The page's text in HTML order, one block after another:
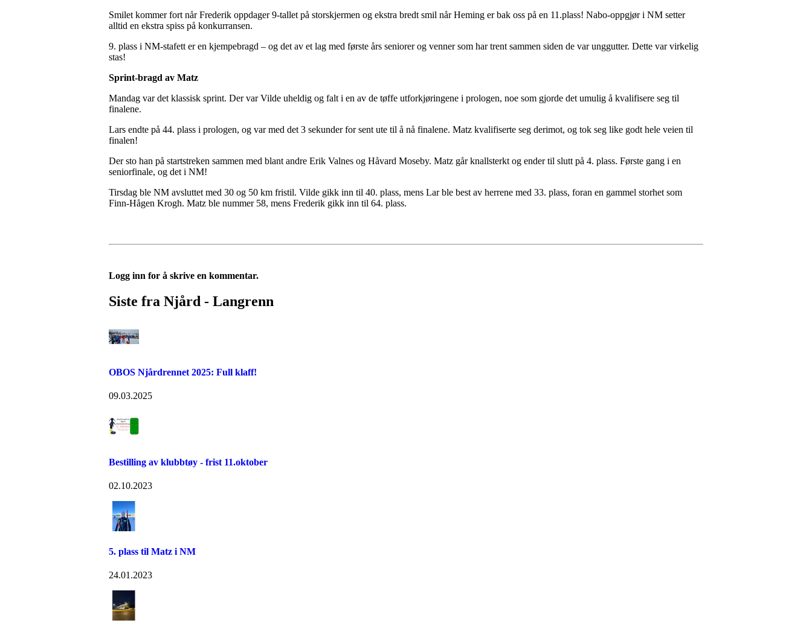
Smilet kommer fort når Frederik oppdager 9-tallet på storskjermen og ekstra bredt smil når Heming er bak oss på en 11.plass! Nabo-oppgjør i NM setter
alltid en ekstra spiss på konkurransen.
9. plass i NM-stafett er en kjempebragd – og det av et lag med første års seniorer og venner som har trent sammen siden de var unggutter. Dette var virkelig
stas!
Sprint-bragd av Matz
Mandag var det klassisk sprint. Der var Vilde uheldig og falt i en av de tøffe utforkjøringene i prologen, noe som gjorde det umulig å kvalifisere seg til
finalene.
Lars endte på 44. plass i prologen, og var med det 3 sekunder for sent ute til å nå finalene. Matz kvalifiserte seg derimot, og tok seg like godt hele veien til
finalen!
Der sto han på startstreken sammen med blant andre Erik Valnes og Håvard Moseby. Matz går knallsterkt og ender til slutt på 4. plass. Første gang i en
seniorfinale, og det i NM!
Tirsdag ble NM avsluttet med 30 og 50 km fristil. Vilde gikk inn til 40. plass, mens Lar ble best av herrene med 33. plass, foran en gammel storhet som
Finn-Hågen Krogh. Matz ble nummer 58, mens Frederik gikk inn til 64. plass.
Logg inn for å skrive en kommentar.
Siste fra Njård - Langrenn
OBOS Njårdrennet 2025: Full klaff!
09.03.2025
Bestilling av klubbtøy - frist 11.oktober
02.10.2023
5. plass til Matz i NM
24.01.2023